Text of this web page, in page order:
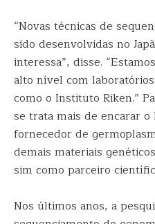
“Novas técnicas de
sido desenvolvidas no
interessa”, disse.
alto nível com
como o Instituto Riken.”
se trata mais de encarar
fornecedor de
demais materiais
sim como parceiro
Nos últimos anos, a